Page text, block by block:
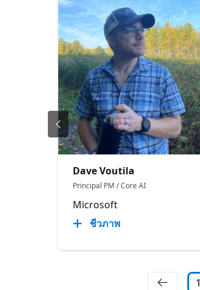
Dave Voutila
Principal PM / Core AI
Microsoft
ชีวภาพ
1